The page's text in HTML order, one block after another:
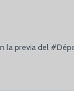
previa del